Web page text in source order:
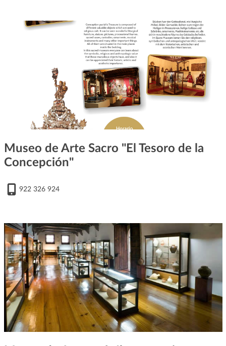
Museo de Arte Sacro "El Tesoro de la
Concepción"
922 326 924